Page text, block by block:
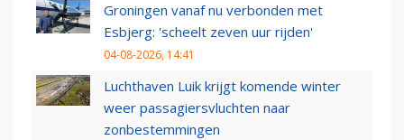
Groningen vanaf nu verbonden met
Esbjerg: 'scheelt zeven uur rijden'
04-08-2026, 14:41
Luchthaven Luik krijgt komende winter
weer passagiersvluchten naar
zonbestemmingen